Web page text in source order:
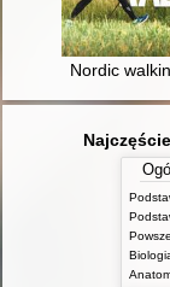
Nordic